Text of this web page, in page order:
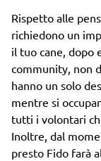
Rispetto alle
richiedono un
il tuo cane, dopo
community, non
hanno un solo
mentre si
tutti i volontari
Inoltre, dal
presto Fido farà